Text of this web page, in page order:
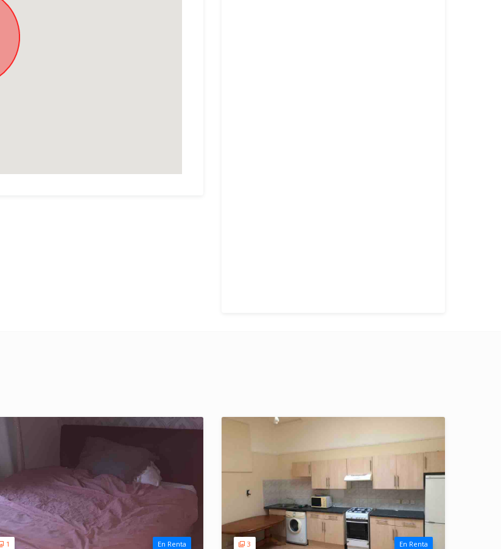
1 En Renta 3 En Renta